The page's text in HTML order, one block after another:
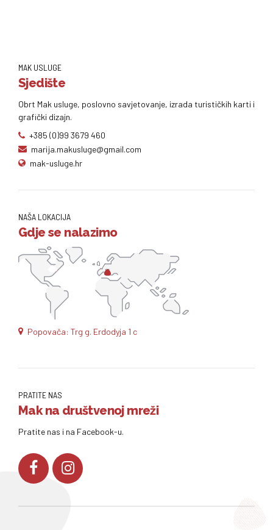
MAK USLUGE
Sjedište
Obrt Mak usluge, poslovno savjetovanje, izrada turističkih karti i
grafički dizajn.
+385 (0)99 3679 460
marija.makusluge@gmail.com
mak-usluge.hr
NAŠA LOKACIJA
Gdje se nalazimo
Popovača: Trg g. Erdodyja 1 c
PRATITE NAS
Mak na društvenoj mreži
Pratite nas i na Facebook-u.